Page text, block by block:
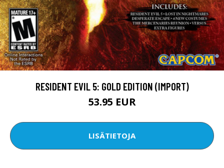
RESIDENT EVIL 5: GOLD EDITION (IMPORT)
53.95 EUR
LISÄTIETOJA